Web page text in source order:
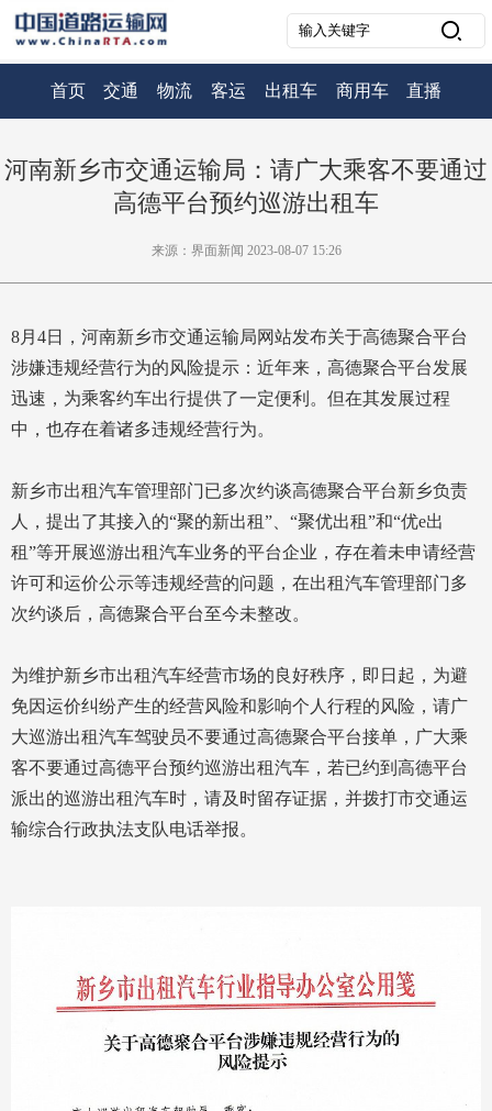
首页 交通 物流 客运 出租车 商用车 直播
河南新乡市交通运输局：请广大乘客不要通过
高德平台预约巡游出租车
来源：界面新闻 2023-08-07 15:26
8月4日，河南新乡市交通运输局网站发布关于高德聚合平台
涉嫌违规经营行为的风险提示：近年来，高德聚合平台发展
迅速，为乘客约车出行提供了一定便利。但在其发展过程
中，也存在着诸多违规经营行为。
新乡市出租汽车管理部门已多次约谈高德聚合平台新乡负责
人，提出了其接入的“聚的新出租”、“聚优出租”和“优e出
租”等开展巡游出租汽车业务的平台企业，存在着未申请经营
许可和运价公示等违规经营的问题，在出租汽车管理部门多
次约谈后，高德聚合平台至今未整改。
为维护新乡市出租汽车经营市场的良好秩序，即日起，为避
免因运价纠纷产生的经营风险和影响个人行程的风险，请广
大巡游出租汽车驾驶员不要通过高德聚合平台接单，广大乘
客不要通过高德平台预约巡游出租汽车，若已约到高德平台
派出的巡游出租汽车时，请及时留存证据，并拨打市交通运
输综合行政执法支队电话举报。